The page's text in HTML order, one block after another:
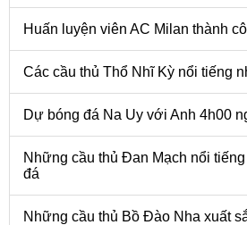
Huấn luyện viên AC Milan thành
Các cầu thủ Thổ Nhĩ Kỳ nổi tiếng
Dự bóng đá Na Uy với Anh 4h00
Những cầu thủ Đan Mạch nổi
đá
Những cầu thủ Bồ Đào Nha xuất